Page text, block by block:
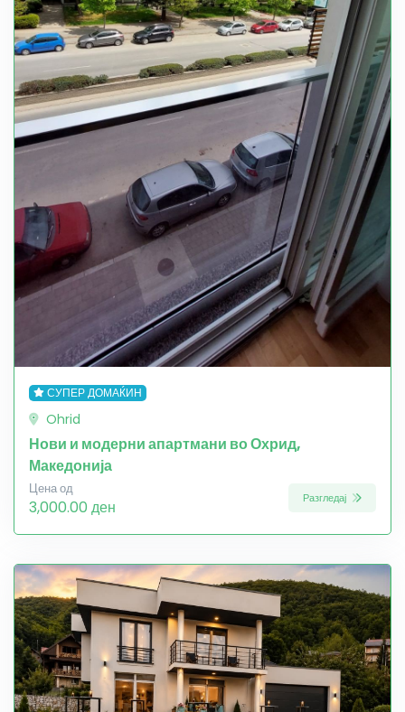
СУПЕР ДОМАЌИН
Ohrid
Нови и модерни апартмани во Охрид,
Македонија
Цена од
3,000.00 ден Разгледај